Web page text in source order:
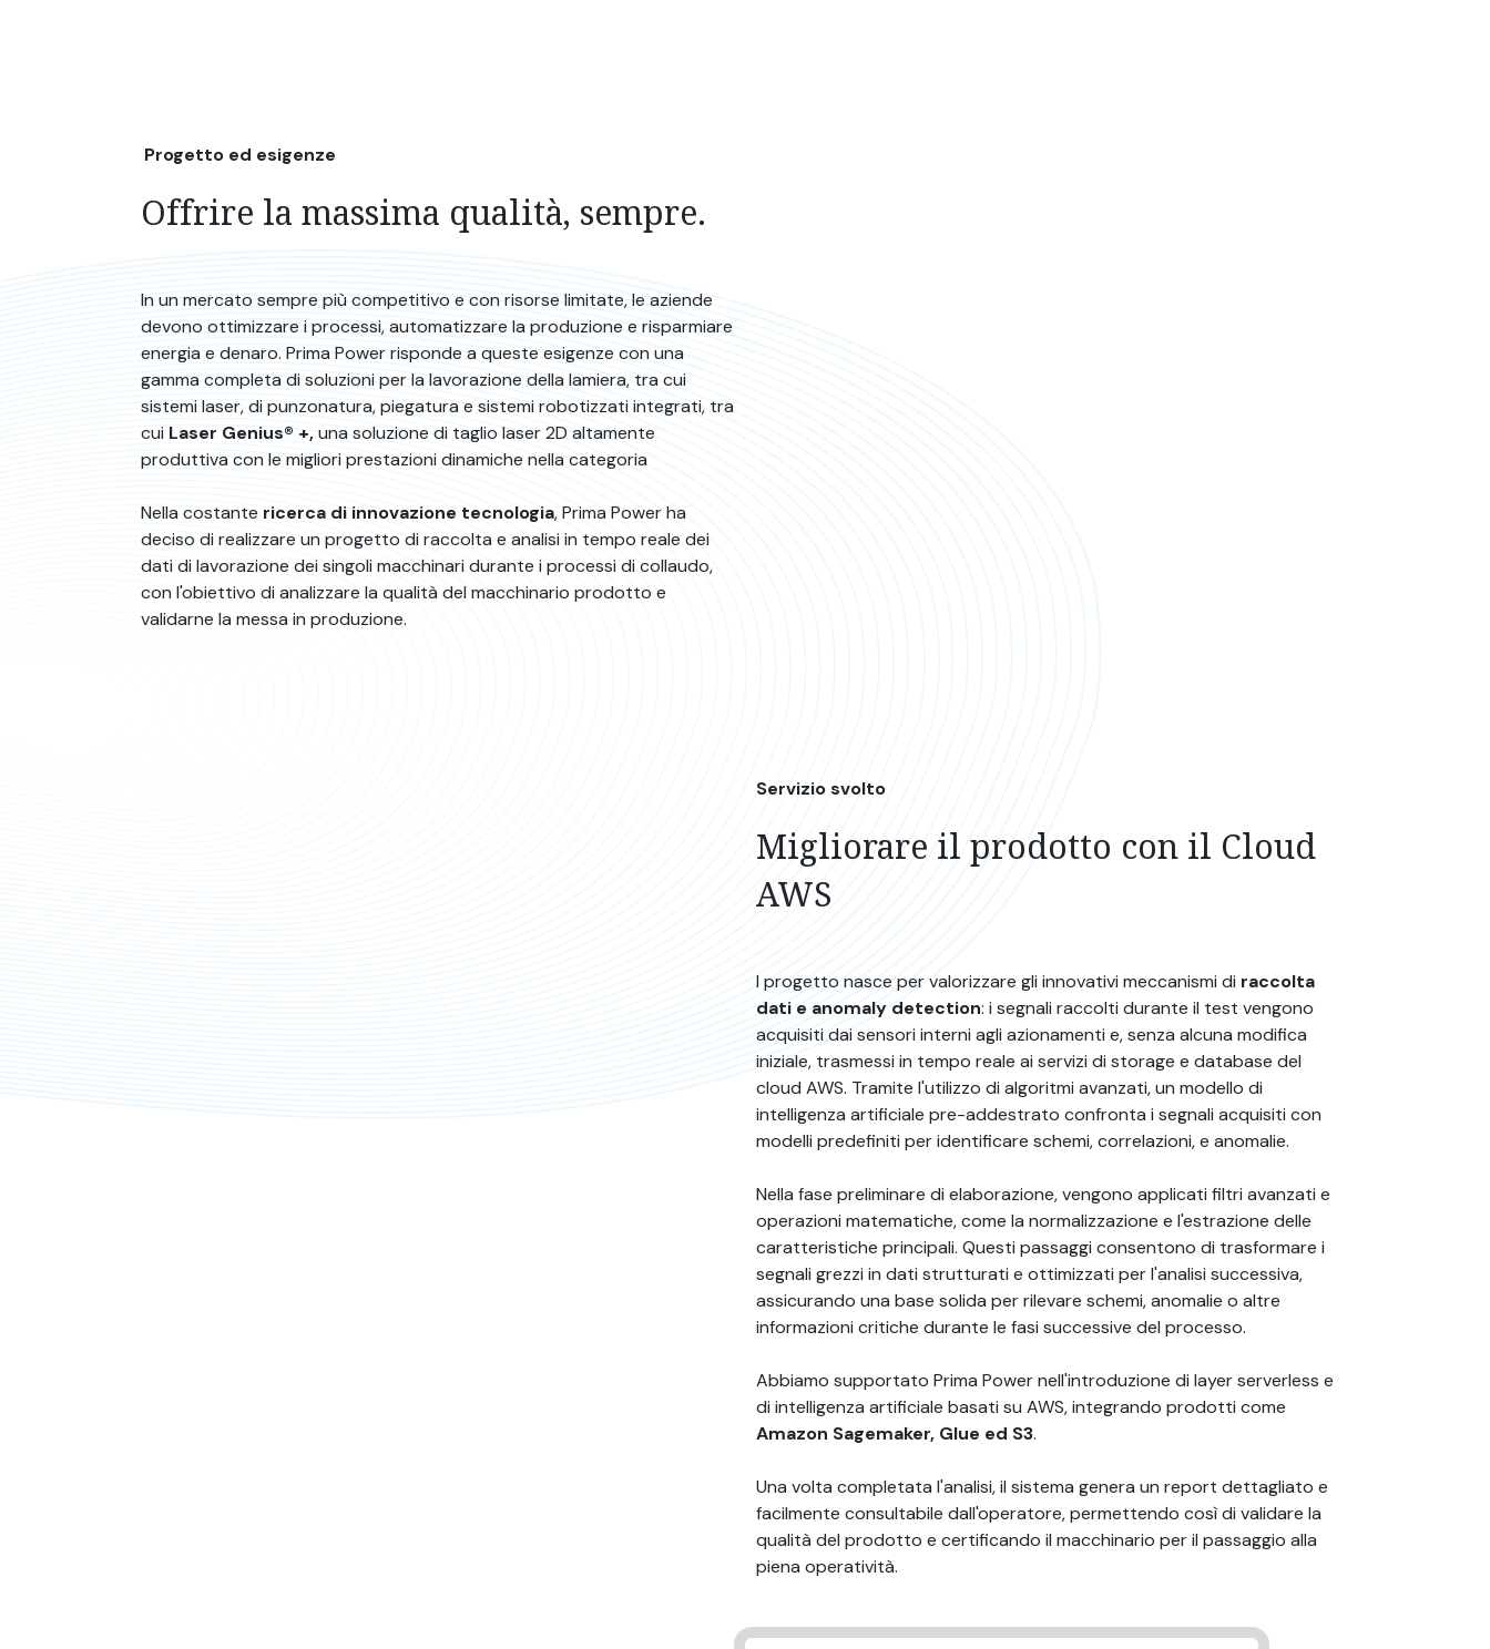
Progetto ed esigenze
Offrire la massima qualità, sempre.
In un mercato sempre più competitivo e con risorse limitate, le aziende
devono ottimizzare i processi, automatizzare la produzione e risparmiare
energia e denaro. Prima Power risponde a queste esigenze con una
gamma completa di soluzioni per la lavorazione della lamiera, tra cui
sistemi laser, di punzonatura, piegatura e sistemi robotizzati integrati, tra
cui Laser Genius® +,una soluzione di taglio laser 2D altamente
produttiva con le migliori prestazioni dinamiche nella categoria
Nella costante ricerca di innovazione tecnologia, Prima Power ha
deciso di realizzare un progetto di raccolta e analisi in tempo reale dei
dati di lavorazione dei singoli macchinari durante i processi di collaudo,
con l'obiettivo di analizzare la qualità del macchinario prodotto e
validarne la messa in produzione.
Servizio svolto
Migliorare il prodotto con il Cloud
AWS
l progetto nasce per valorizzare gli innovativi meccanismi di raccolta
dati e anomaly detection: i segnali raccolti durante il test vengono
acquisiti dai sensori interni agli azionamenti e, senza alcuna modifica
iniziale, trasmessi in tempo reale ai servizi di storage e database del
cloud AWS. Tramite l'utilizzo di algoritmi avanzati, un modello di
intelligenza artificiale pre-addestrato confronta i segnali acquisiti con
modelli predefiniti per identificare schemi, correlazioni, e anomalie.
Nella fase preliminare di elaborazione, vengono applicati filtri avanzati e
operazioni matematiche, come la normalizzazione e l'estrazione delle
caratteristiche principali. Questi passaggi consentono di trasformare i
segnali grezzi in dati strutturati e ottimizzati per l'analisi successiva,
assicurando una base solida per rilevare schemi, anomalie o altre
informazioni critiche durante le fasi successive del processo.
Abbiamo supportato Prima Power nell'introduzione di layer serverless e
di intelligenza artificiale basati su AWS, integrando prodotti come
Amazon Sagemaker, Glue ed S3.
Una volta completata l'analisi, il sistema genera un report dettagliato e
facilmente consultabile dall'operatore, permettendo così di validare la
qualità del prodotto e certificando il macchinario per il passaggio alla
piena operatività.